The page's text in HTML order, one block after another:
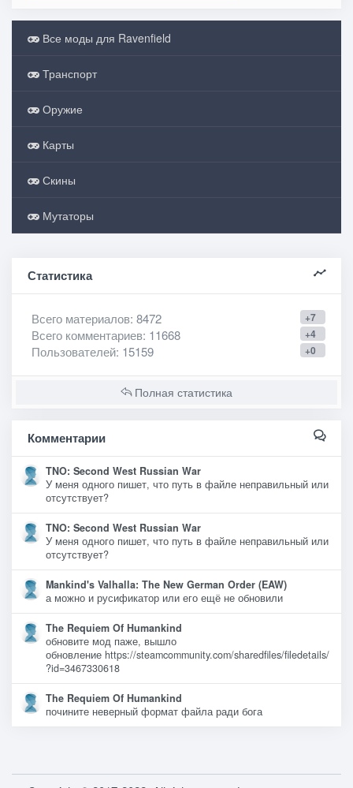
Все моды для Ravenfield
Транспорт
Оружие
Карты
Скины
Мутаторы
Статистика
+7
Всего материалов: 8472
+4
Всего комментариев: 11668
+0
Пользователей: 15159
Полная статистика
Комментарии
TNO: Second West Russian War
У меня одного пишет, что путь в файле неправильный или
отсутствует?
TNO: Second West Russian War
У меня одного пишет, что путь в файле неправильный или
отсутствует?
Mankind's Valhalla: The New German Order (EAW)
а можно и русификатор или его ещё не обновили
The Requiem Of Humankind
обновите мод паже, вышло
обновление https://steamcommunity.com/sharedfiles/filedetails/
?id=3467330618
The Requiem Of Humankind
почините неверный формат файла ради бога